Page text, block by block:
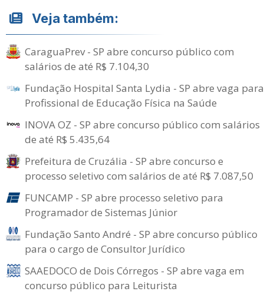
Veja também:
CaraguaPrev - SP abre concurso público com
salários de até R$ 7.104,30
Fundação Hospital Santa Lydia - SP abre vaga para
Profissional de Educação Física na Saúde
INOVA OZ - SP abre concurso público com salários
de até R$ 5.435,64
Prefeitura de Cruzália - SP abre concurso e
processo seletivo com salários de até R$ 7.087,50
FUNCAMP - SP abre processo seletivo para
Programador de Sistemas Júnior
Fundação Santo André - SP abre concurso público
para o cargo de Consultor Jurídico
SAAEDOCO de Dois Córregos - SP abre vaga em
concurso público para Leiturista